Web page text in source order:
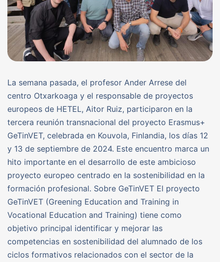
La semana pasada, el profesor Ander Arrese del
centro Otxarkoaga y el responsable de proyectos
europeos de HETEL, Aitor Ruiz, participaron en la
tercera reunión transnacional del proyecto Erasmus+
GeTinVET, celebrada en Kouvola, Finlandia, los días 12
y 13 de septiembre de 2024. Este encuentro marca un
hito importante en el desarrollo de este ambicioso
proyecto europeo centrado en la sostenibilidad en la
formación profesional. Sobre GeTinVET El proyecto
GeTinVET (Greening Education and Training in
Vocational Education and Training) tiene como
objetivo principal identificar y mejorar las
competencias en sostenibilidad del alumnado de los
ciclos formativos relacionados con el sector de la